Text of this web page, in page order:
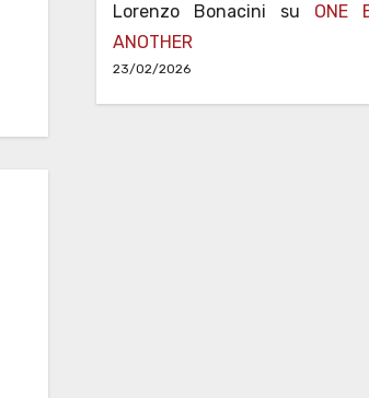
Lorenzo Bonacini su ONE
ANOTHER
23/02/2026